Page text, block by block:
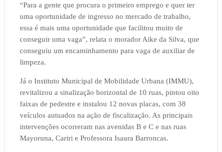
“Para a gente que procura o primeiro emprego e quer ter
uma oportunidade de ingresso no mercado de trabalho,
essa é mais uma oportunidade que facilitou muito de
conseguir uma vaga”, relata o morador Aike da Silva, que
conseguiu um encaminhamento para vaga de auxiliar de
limpeza.
Já o Instituto Municipal de Mobilidade Urbana (IMMU),
revitalizou a sinalização horizontal de 10 ruas, pintou oito
faixas de pedestre e instalou 12 novas placas, com 38
veículos autuados na ação de fiscalização. As principais
intervenções ocorreram nas avenidas B e C e nas ruas
Mayoruna, Cariri e Professora Isaura Barroncas.